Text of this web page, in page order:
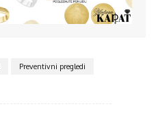
Preventivni pregledi